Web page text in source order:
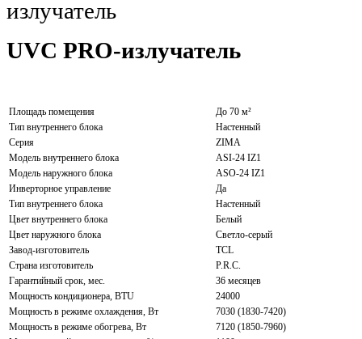
UVC PRO-излучатель
Площадь помещения
До 70 м²
Тип внутреннего блока
Настенный
Серия
ZIMA
Модель внутреннего блока
ASI-24 IZ1
Модель наружного блока
ASO-24 IZ1
Инверторное управление
Да
Тип внутреннего блока
Настенный
Цвет внутреннего блока
Белый
Цвет наружного блока
Светло-серый
Завод-изготовитель
TCL
Страна изготовитель
P.R.C.
Гарантийный срок, мес.
36 месяцев
Мощность кондиционера, BTU
24000
Мощность в режиме охлаждения, Вт
7030 (1830-7420)
Мощность в режиме обогрева, Вт
7120 (1850-7960)